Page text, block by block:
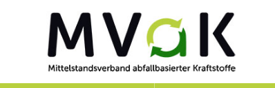
Mittelstandsverband